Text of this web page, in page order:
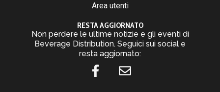
Area utenti
RESTA AGGIORNATO
Non perdere le ultime notizie e gli eventi di
Beverage Distribution. Seguici sui social e
resta aggiornato: